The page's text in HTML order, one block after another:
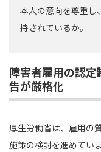
本人の意向を尊重し
持されているか。
障害者雇用の認
告が厳格化
厚生労働省は、雇用の
施策の検討を進めてい